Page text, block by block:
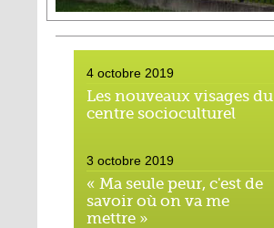
4 octobre 2019
Les nouveaux visages du
centre socioculturel
3 octobre 2019
« Ma seule peur, c'est de
savoir où on va me
mettre »